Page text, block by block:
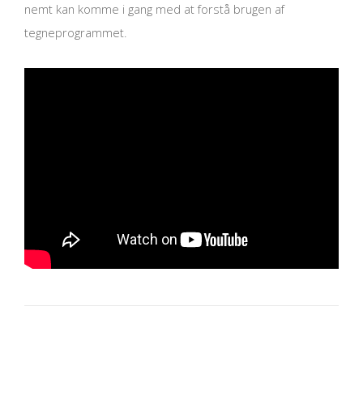
nemt kan komme i gang med at forstå brugen af
tegneprogrammet.